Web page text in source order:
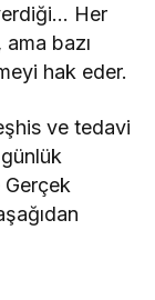
Her
bazı
hak eder.
ve tedavi
Gerçek